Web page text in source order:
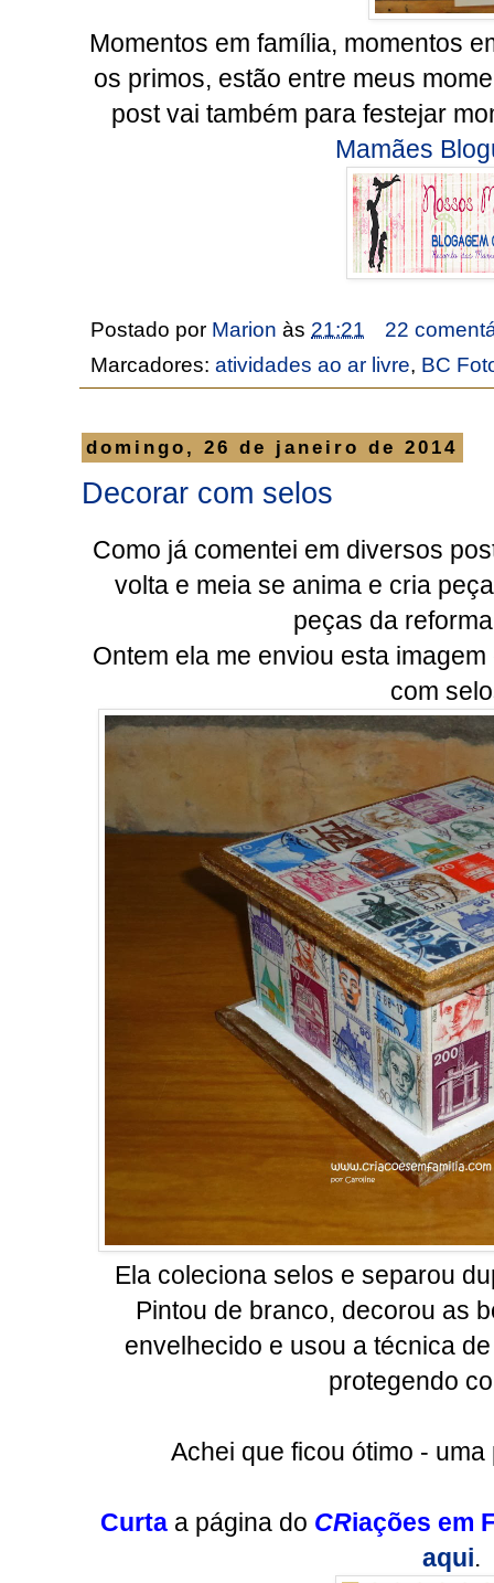
Momentos em família, momentos
os primos, estão entre meus
post vai também para festejar
Mamães
Postado por Marion às 21:21
22
Marcadores: atividades ao ar livre, BC
domingo, 26 de janeiro de 2014
Decorar com selos
Como já comentei em diversos
volta e meia se anima e cria
peças da
Ontem ela me enviou esta
com
Ela coleciona selos e separou
Pintou de branco, decorou as
envelhecido e usou a técnica
protegendo
Achei que ficou ótimo -
Curta a página do CRiações em
aqui.